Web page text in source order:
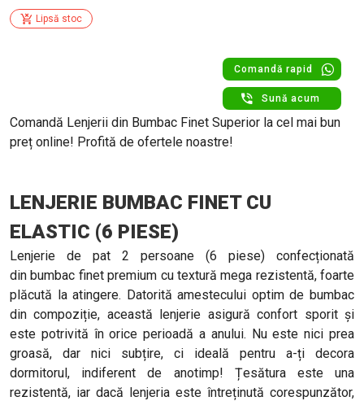
Lipsă stoc
Comandă rapid
Sună acum
Comandă Lenjerii din Bumbac Finet Superior la cel mai bun
preț online! Profită de ofertele noastre!
LENJERIE BUMBAC FINET CU
ELASTIC (6 PIESE)
Lenjerie de pat 2 persoane (6 piese) confecționată
din bumbac finet premium cu textură mega rezistentă, foarte
plăcută la atingere. Datorită amestecului optim de bumbac
din compoziție, această lenjerie asigură confort sporit și
este potrivită în orice perioadă a anului. Nu este nici prea
groasă, dar nici subțire, ci ideală pentru a-ți decora
dormitorul, indiferent de anotimp! Țesătura este una
rezistentă, iar dacă lenjeria este întreținută corespunzător,